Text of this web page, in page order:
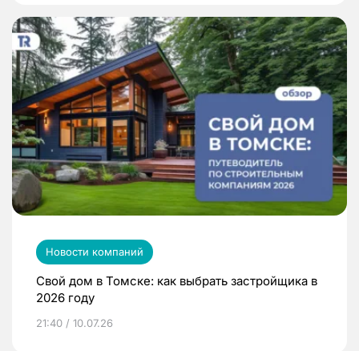
Новости компаний
Свой дом в Томске: как выбрать застройщика в
2026 году
21:40 / 10.07.26